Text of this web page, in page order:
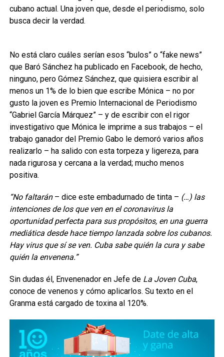
cubano actual. Una joven que, desde el periodismo, solo
busca decir la verdad.
No está claro cuáles serían esos “bulos” o “fake news”
que Baró Sánchez ha publicado en Facebook, de hecho,
ninguno, pero Gómez Sánchez, que quisiera escribir al
menos un 1% de lo bien que escribe Mónica – no por
gusto la joven es Premio Internacional de Periodismo
“Gabriel García Márquez” – y de escribir con el rigor
investigativo que Mónica le imprime a sus trabajos – el
trabajo ganador del Premio Gabo le demoró varios años
realizarlo – ha salido con esta torpeza y ligereza, para
nada rigurosa y cercana a la verdad; mucho menos
positiva.
“No faltarán– dice este embadurnado de tinta – (…) las
intenciones de los que ven en el coronavirus la
oportunidad perfecta para sus propósitos, en una guerra
mediática desde hace tiempo lanzada sobre los cubanos.
Hay virus que sí se ven. Cuba sabe quién la cura y sabe
quién la envenena.”
Sin dudas él, Envenenador en Jefe de La Joven Cuba,
conoce de venenos y cómo aplicarlos. Su texto en el
Granma está cargado de toxina al 120%.